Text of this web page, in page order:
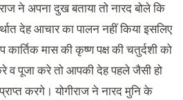
ने अपना दुख बताया तो नारद बोले कि
देह आचार का पालन नहीं किया इसलिए
मास की कृष्ण पक्ष की चतुर्दशी को
व पूजा करे तो आपकी देह पहले जैसी हो
करगे। योगीराज ने नारद मुनि के